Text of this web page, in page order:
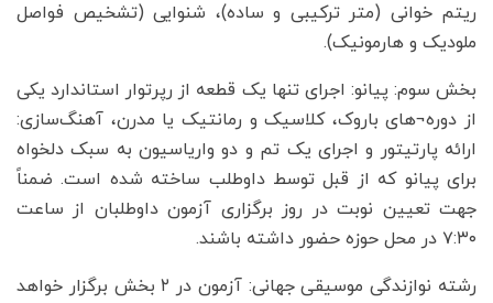
ریتم خوانی (متر ترکیبی و ساده)، شنوایی (تشخیص فواصل
ملودیک و هارمونیک).
بخش سوم: پیانو: اجرای تنها یک قطعه از رپرتوار استاندارد یکی
از دوره¬های باروک، کلاسیک و رمانتیک یا مدرن، آهنگ‌سازی:
ارائه پارتیتور و اجرای یک تم و دو واریاسیون به سبک دلخواه
برای پیانو که از قبل توسط داوطلب ساخته شده است. ضمناً
جهت تعیین نوبت در روز برگزاری آزمون داوطلبان از ساعت
۷:۳۰ در محل حوزه حضور داشته باشند.
رشته نوازندگی موسیقی جهانی: آزمون در ۲ بخش برگزار خواهد